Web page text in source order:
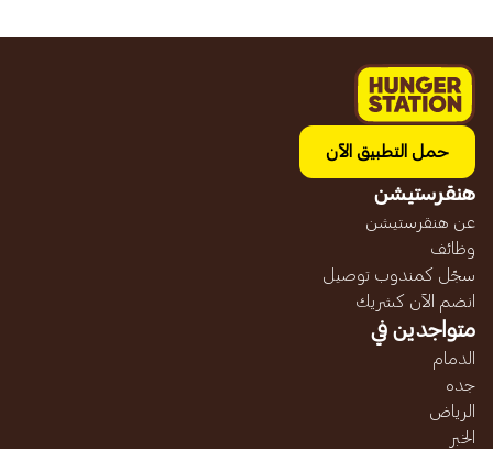
حمل التطبيق الآن
هنقرستيشن
عن هنقرستيشن
وظائف
سجّل كمندوب توصيل
انضم الآن كشريك
متواجدين في
الدمام
جده
الرياض
الخبر